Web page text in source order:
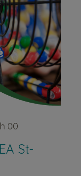
00
St-